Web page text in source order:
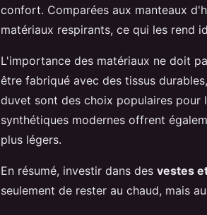
confort. Comparées aux manteaux
matériaux respirants, ce qui les rend
L'importance des matériaux ne doit
être fabriqué avec des tissus
duvet sont des choix populaires pour
synthétiques modernes offrent
plus légers.
En résumé, investir dans des vestes
seulement de rester au chaud, mais